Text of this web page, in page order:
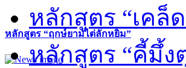
หลักสูตร “ฤกษ์ยามไต่ลักหยิ่ม”
หลักสูตร “เคล็
หลักสูตร “คี้มึ้ง